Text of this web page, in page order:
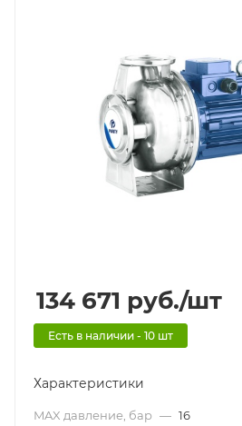
134 671 руб./шт
Есть в наличии - 10 шт
Характеристики
MAX давление, бар — 16